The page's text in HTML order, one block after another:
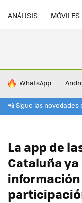
ANÁLISIS MÓVILES
HOY SE HABLA DE
WhatsApp
📲 Sigue las novedades
La app de
Cataluña